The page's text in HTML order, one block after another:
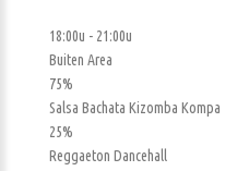
18:00u - 21:00u
Buiten Area
75%
Salsa Bachata Kizomba Kompa
25%
Reggaeton Dancehall